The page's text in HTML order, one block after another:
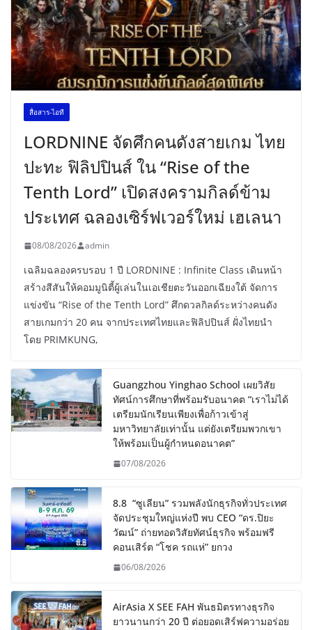
สื่อสาร-ไอที
LORDNINE จัดศึกคนดังสายเกม ไทย
ปะทะ ฟิลิปปินส์ ใน “Rise of the
Tenth Lord” เปิดสงครามกิลด์ข้าม
ประเทศ ฉลองเซิร์ฟเวอร์ใหม่ เฮเลนา
08/08/2026 admin
เฉลิมฉลองครบรอบ 1 ปี LORDNINE : Infinite Class เดินหน้า
สร้างสีสันให้คอมมูนิตี้ผู้เล่นในเอเชียตะวันออกเฉียงใต้ จัดการ
แข่งขัน “Rise of the Tenth Lord” ศึกดวลกิลด์ระหว่างคนดัง
สายเกมกว่า 20 คน จากประเทศไทยและฟิลิปปินส์ ฝั่งไทยนำ
โดย PRIMKUNG,
Guangzhou Yinghao School เผยวิสัย
ทัศน์การศึกษาที่พร้อมรับอนาคต “เราไม่ได้
เตรียมนักเรียนเพียงเพื่อก้าวเข้าสู่
มหาวิทยาลัยเท่านั้น แต่ยังเตรียมพวกเขา
ให้พร้อมเป็นผู้กำหนดอนาคต”
07/08/2026
8.8 “ซูเลียน” รวมพลังนักธุรกิจทั่วประเทศ
จัดประชุมใหญ่แห่งปี พบ CEO “ดร.ปิยะ
วัฒน์” ถ่ายทอดวิสัยทัศน์ธุรกิจ พร้อมฟรี
คอนเสิร์ต “โชค รถแห่” ยกวง
06/08/2026
AirAsia X SEE FAH พันธมิตรทางธุรกิจ
ยาวนานกว่า 20 ปี ต่อยอดเสิร์ฟความอร่อย